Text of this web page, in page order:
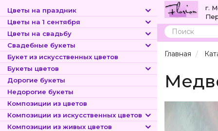
Цветы на праздник
Цветы на 1 сентября
Цветы на свадьбу
Свадебные букеты
Букет из искусственных цветов
Букеты цветов
Дорогие букеты
Недорогие букеты
Композиции из цветов
Композиции из искусственных цветов
Композиции из живых цветов
г.
Поиск
Главная